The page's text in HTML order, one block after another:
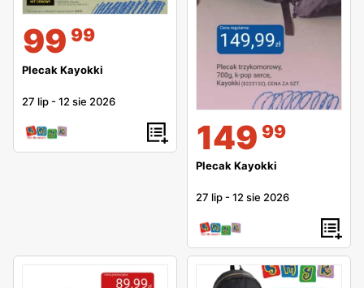
99 99
Plecak Kayokki
27 lip -12 sie 2026
149 99
Plecak Kayokki
27 lip -12 sie 2026